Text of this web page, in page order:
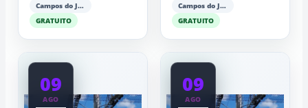
Campos do Jordão
GRATUITO
Campos do Jordão
GRATUITO
09
AGO
09
AGO